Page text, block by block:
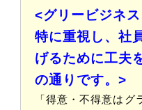
<グリービジネ
特に重視し、社
げるために工夫
の通りです。>
「得意・不得意は